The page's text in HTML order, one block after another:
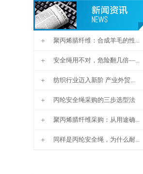
聚丙烯腈纤维：合成羊毛的性...
安全绳用不对，危险翻几倍—...
纺织行业迈入新阶 产业外贸...
丙纶安全绳采购的三步选型法
聚丙烯腈纤维采购：从用途确...
同样是丙纶安全绳，为什么耐...